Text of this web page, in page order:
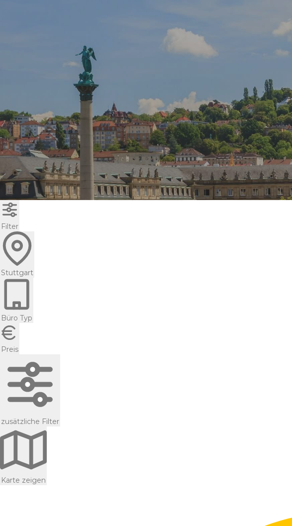
Filter
Stuttgart
Büro Typ
Preis
zusätzliche Filter
Karte zeigen